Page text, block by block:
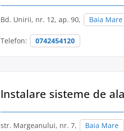
Bd. Unirii, nr. 12, ap. 90, Baia Mare
Telefon: 0742454120
Instalare sisteme de
str. Margeanului, nr. 7, Baia Mare